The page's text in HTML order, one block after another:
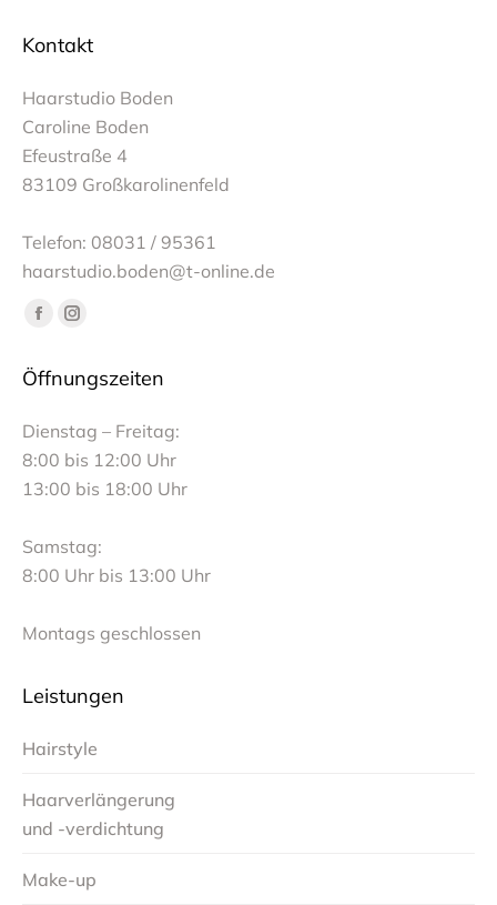
Kontakt
Haarstudio Boden
Caroline Boden
Efeustraße 4
83109 Großkarolinenfeld
Telefon: 08031 / 95361
haarstudio.boden@t-online.de
Finden Sie uns auf:
Facebook
opens
new
window
Instagram
opens
new
window
Öffnungszeiten
Dienstag – Freitag:
8:00 bis 12:00 Uhr
13:00 bis 18:00 Uhr
Samstag:
8:00 Uhr bis 13:00 Uhr
Montags geschlossen
Leistungen
Hairstyle
Haarverlängerung
und -verdichtung
Make-up